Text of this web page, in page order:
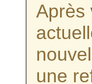
Après
une